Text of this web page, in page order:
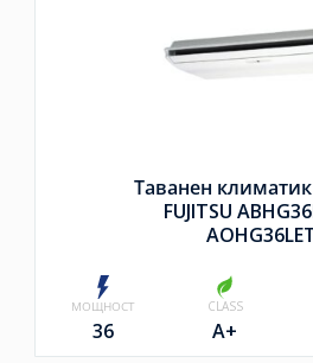
Таванен климатик
FUJITSU
МОЩНОСТ
36
CLASS
A+